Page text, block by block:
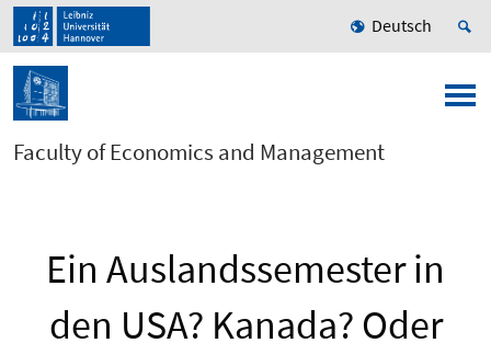
Deutsch
Faculty of Economics and Management
Ein Auslandssemester in
den USA? Kanada? Oder